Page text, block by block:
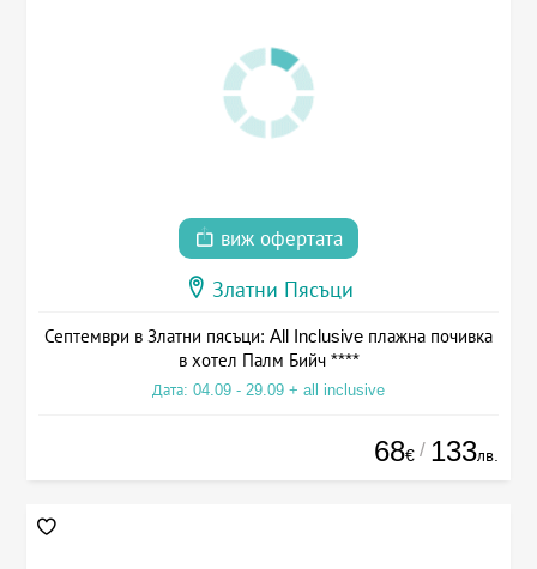
виж офертата
Златни Пясъци
Септември в Златни пясъци: All Inclusive плажна почивка
в хотел Палм Бийч ****
Дата: 04.09 - 29.09 + all inclusive
68€ / 133лв.